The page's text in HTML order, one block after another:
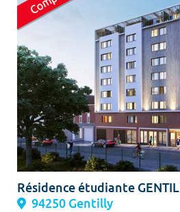
Résidence étudiante
94250 Gentilly